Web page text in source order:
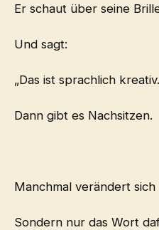
Er schaut über seine
Und sagt:
„Das ist sprachlich
Dann gibt es Nachsitzen.
Manchmal verändert
Sondern nur das Wort